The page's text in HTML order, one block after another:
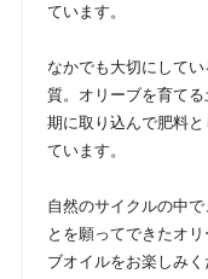
ています。
なかでも大切にして
質。オリーブを育て
期に取り込んで肥料
ています。
自然のサイクルの中
とを願ってできたオ
ブオイルをお楽しみく